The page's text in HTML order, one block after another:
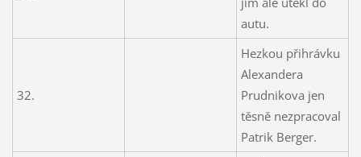
autu.
32.
Hezkou přihrávku
Alexandera
Prudnikova jen
těsně nezpracoval
Patrik Berger.